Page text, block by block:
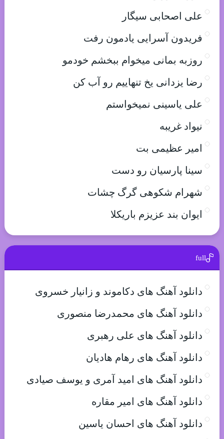
علی اصحابی سیگار
فریدون آسرایی یادمون رفت
روزبه بمانی میخوام ببخشم خودمو
رضا یزدانی یخ تنهاییم رو آب کن
علی یاسینی نمیخواستم
نیواد غریبه
امیر عظیمی بت
سینا پارسیان رو دست
شهرام شکوهی گرگ چشات
ایوان بند عزیزم باریکلا
full
دانلود آهنگ های دکاموند و زانیار خسروی
دانلود آهنگ های محمدرضا منصوری
دانلود آهنگ های علی رهبری
دانلود آهنگ های رهام هادیان
دانلود آهنگ های امید آمری و یوسف صیادی
دانلود آهنگ های امیر مقاره
دانلود آهنگ های احسان یاسین